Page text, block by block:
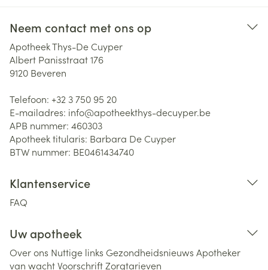
Neem contact met ons op
Apotheek Thys-De Cuyper
Albert Panisstraat 176
9120 Beveren
Telefoon: +32 3 750 95 20
E-mailadres: info@apotheekthys-decuyper.be
APB nummer: 460303
Apotheek titularis: Barbara De Cuyper
BTW nummer: BE0461434740
Klantenservice
FAQ
Uw apotheek
Over ons Nuttige links Gezondheidsnieuws Apotheker
van wachtVoorschriftZorgtarieven